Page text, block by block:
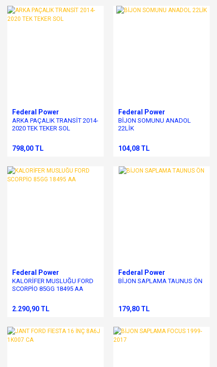
Federal Power
ARKA PAÇALIK TRANSİT 2014-
2020 TEK TEKER SOL
798,00 TL
Federal Power
BİJON SOMUNU ANADOL
22LİK
104,08 TL
Federal Power
KALORİFER MUSLUĞU FORD
SCORPİO 85GG 18495 AA
2.290,90 TL
Federal Power
BİJON SAPLAMA TAUNUS ÖN
179,80 TL